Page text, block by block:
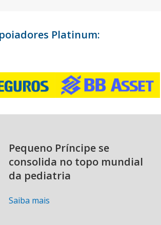
Platinum:
Pequeno Príncipe se
consolida no topo mundial
da pediatria
Saiba mais